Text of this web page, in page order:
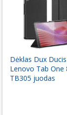
Dėklas Dux
Lenovo Tab One
TB305 juodas